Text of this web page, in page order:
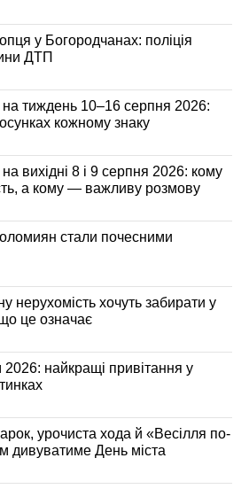
у Богородчанах: поліція
ДТП
тиждень 10–16 серпня 2026:
кожному знаку
вихідні 8 і 9 серпня 2026: кому
а кому — важливу розмову
стали почесними
нерухомість хочуть забирати у
це означає
найкращі привітання у
урочиста хода й «Весілля по-
дивуватиме День міста